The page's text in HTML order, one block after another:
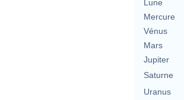
Lune
Mercure
Vénus
Mars
Jupiter
Saturne
Uranus